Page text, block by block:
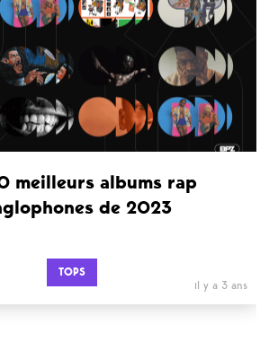
meilleurs albums rap
de 2023
TOPS
il y a 3 ans